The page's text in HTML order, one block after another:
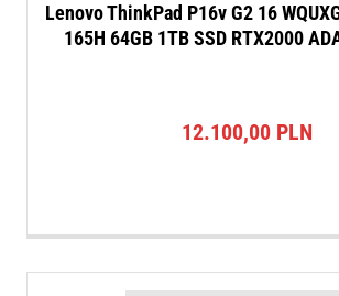
Lenovo ThinkPad P16v G2 16
165H 64GB 1TB SSD RTX2000
12.100,00 PLN